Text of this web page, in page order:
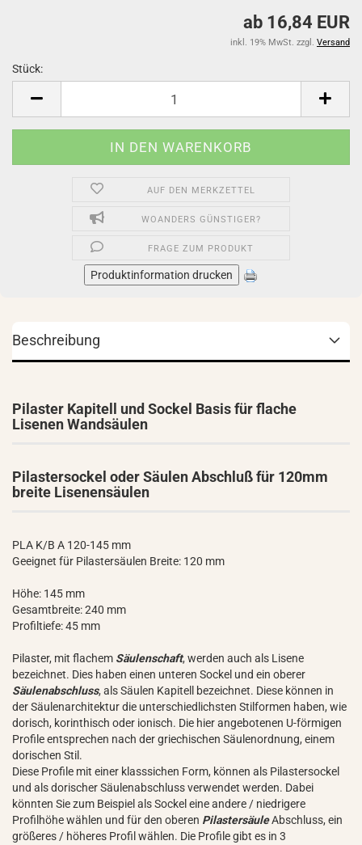
ab 16,84 EUR
inkl. 19% MwSt. zzgl. Versand
Stück:
AUF DEN MERKZETTEL
WOANDERS GÜNSTIGER?
FRAGE ZUM PRODUKT
Produktinformation drucken
Beschreibung
Pilaster Kapitell und Sockel Basis für flache
Lisenen Wandsäulen
Pilastersockel oder Säulen Abschluß für 120mm
breite Lisenensäulen
PLA K/B A 120-145 mm
Geeignet für Pilastersäulen Breite: 120 mm
Höhe: 145 mm
Gesamtbreite: 240 mm
Profiltiefe: 45 mm
Pilaster, mit flachem Säulenschaft, werden auch als Lisene
bezeichnet. Dies haben einen unteren Sockel und ein oberer
Säulenabschluss, als Säulen Kapitell bezeichnet. Diese können in
der Säulenarchitektur die unterschiedlichsten Stilformen haben, wie
dorisch, korinthisch oder ionisch. Die hier angebotenen U-förmigen
Profile entsprechen nach der griechischen Säulenordnung, einem
dorischen Stil.
Diese Profile mit einer klasssichen Form, können als Pilastersockel
und als dorischer Säulenabschluss verwendet werden. Dabei
könnten Sie zum Beispiel als Sockel eine andere / niedrigere
Profilhöhe wählen und für den oberen PilastersäuleAbschluss, ein
größeres / höheres Profil wählen. Die Profile gibt es in 3